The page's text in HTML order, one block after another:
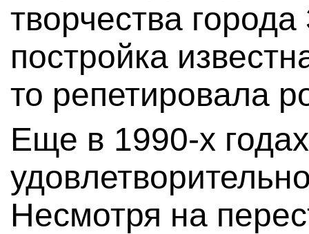
творчества
постройка
то репетировала
Еще в 1990-х
Несмотря на